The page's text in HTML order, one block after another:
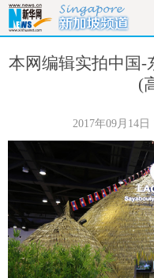
首页 时政
时尚 思客
港澳 台湾
科技 能源
图片 视频
本网编辑实拍中国-
(
2017年09月14日